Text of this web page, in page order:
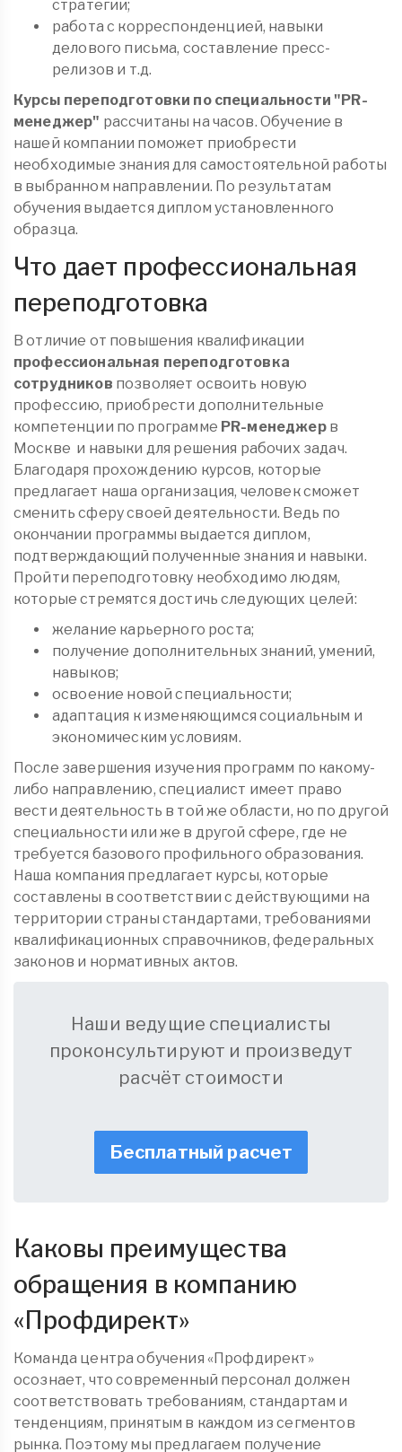
стратегии;
работа с корреспонденцией, навыки
делового письма, составление пресс-
релизов и т.д.
Курсы переподготовки по специальности "PR-
менеджер" рассчитаны на часов. Обучение в
нашей компании поможет приобрести
необходимые знания для самостоятельной работы
в выбранном направлении. По результатам
обучения выдается диплом установленного
образца.
Что дает профессиональная
переподготовка
В отличие от повышения квалификации
профессиональная переподготовка
сотрудников позволяет освоить новую
профессию, приобрести дополнительные
компетенции по программе PR-менеджерв
Москве и навыки для решения рабочих задач.
Благодаря прохождению курсов, которые
предлагает наша организация, человек сможет
сменить сферу своей деятельности. Ведь по
окончании программы выдается диплом,
подтверждающий полученные знания и навыки.
Пройти переподготовку необходимо людям,
которые стремятся достичь следующих целей:
желание карьерного роста;
получение дополнительных знаний, умений,
навыков;
освоение новой специальности;
адаптация к изменяющимся социальным и
экономическим условиям.
После завершения изучения программ по какому-
либо направлению, специалист имеет право
вести деятельность в той же области, но по другой
специальности или же в другой сфере, где не
требуется базового профильного образования.
Наша компания предлагает курсы, которые
составлены в соответствии с действующими на
территории страны стандартами, требованиями
квалификационных справочников, федеральных
законов и нормативных актов.
Наши ведущие специалисты
проконсультируют и произведут
расчёт стоимости
Бесплатный расчет
Каковы преимущества
обращения в компанию
«Профдирект»
Команда центра обучения «Профдирект»
осознает, что современный персонал должен
соответствовать требованиям, стандартам и
тенденциям, принятым в каждом из сегментов
рынка. Поэтому мы предлагаем получение